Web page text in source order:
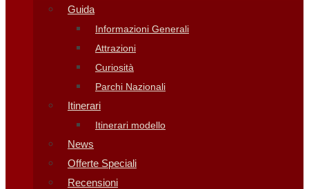
Guida
Informazioni Generali
Attrazioni
Curiosità
Parchi Nazionali
Itinerari
Itinerari modello
News
Offerte Speciali
Recensioni